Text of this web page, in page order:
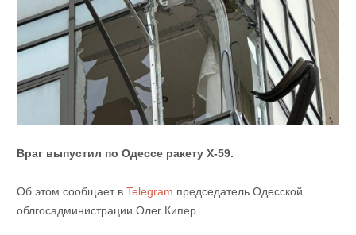
Враг выпустил по Одессе ракету Х-59.
Об этом сообщает в Telеgram председатель Одесской
облгосадминистрации Олег Кипер.